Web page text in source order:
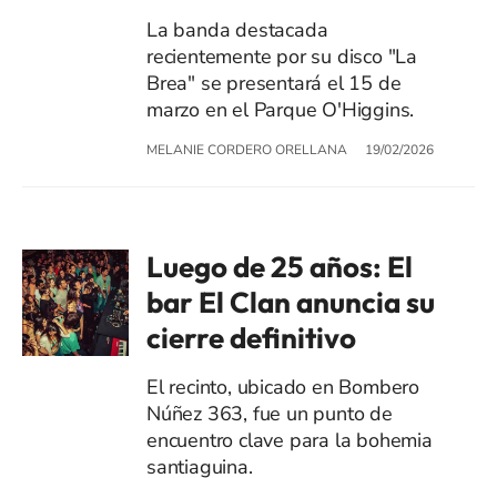
La banda destacada
recientemente por su disco "La
Brea" se presentará el 15 de
marzo en el Parque O'Higgins.
MELANIE CORDERO ORELLANA 19/02/2026
Luego de 25 años: El
bar El Clan anuncia su
cierre definitivo
El recinto, ubicado en Bombero
Núñez 363, fue un punto de
encuentro clave para la bohemia
santiaguina.